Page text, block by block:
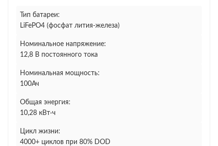
Тип батареи:
LiFePO4 (фосфат лития-железа)
Номинальное напряжение:
12,8 В постоянного тока
Номинальная мощность:
100Ач
Общая энергия:
10,28 кВт·ч
Цикл жизни:
4000+ циклов при 80% DOD